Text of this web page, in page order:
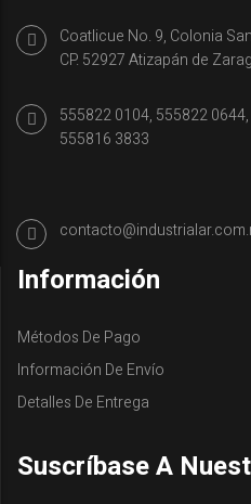
Coatlicue No. 9, Colonia
CP. 52927 Atizapán de
555822 0104, 555822
555816 3833
Información
Métodos De Pago
Información De Envío
Detalles De Entrega
Suscríbase A